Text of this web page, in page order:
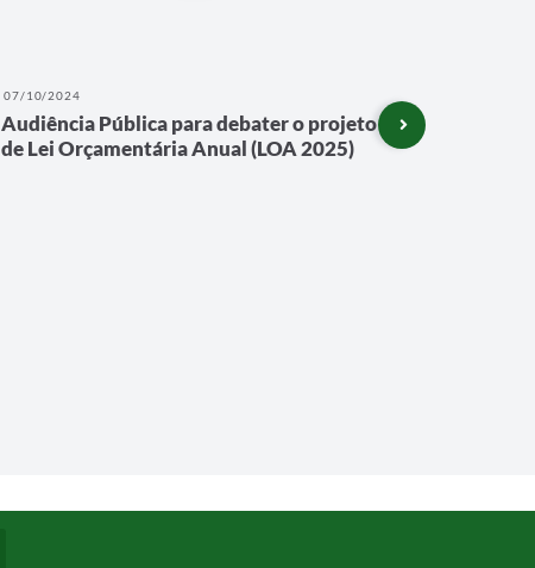
07/10/2024
Audiência Pública para debater o projeto
de Lei Orçamentária Anual (LOA 2025)